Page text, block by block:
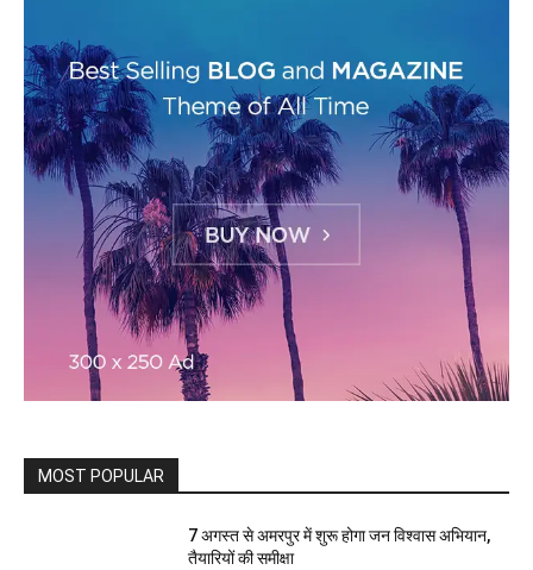
MOST POPULAR
7 अगस्त से अमरपुर में शुरू होगा जन विश्वास अभियान,
तैयारियों की समीक्षा